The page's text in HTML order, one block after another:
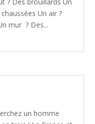
Un air ?
mur ? Des...
un homme